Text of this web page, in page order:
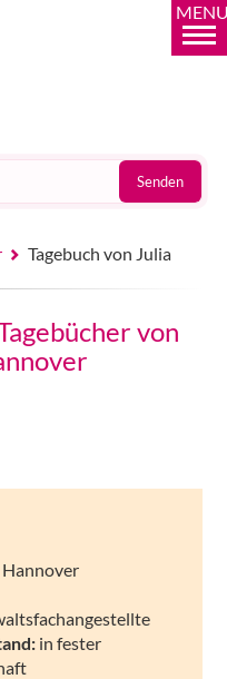
Senden
Tagebuch von Julia
von
Hannover
in fester